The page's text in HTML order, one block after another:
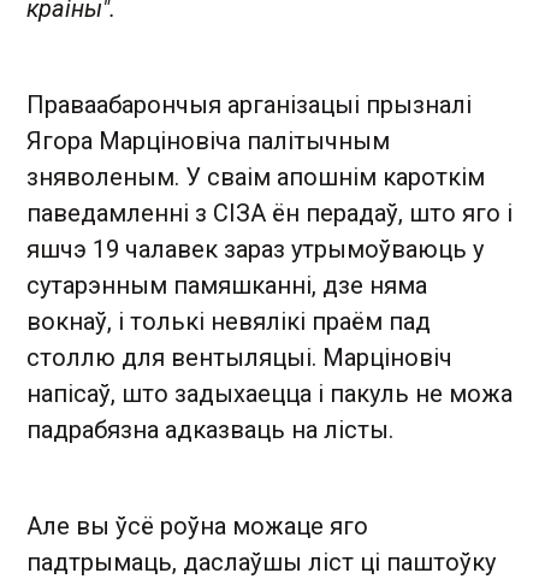
краіны".
Праваабарончыя арганізацыі прызналі
Ягора Марціновіча палітычным
зняволеным. У сваім апошнім кароткім
паведамленні з СІЗА ён перадаў, што яго і
яшчэ 19 чалавек зараз утрымоўваюць у
сутарэнным памяшканні, дзе няма
вокнаў, і толькі невялікі праём пад
столлю для вентыляцыі. Марціновіч
напісаў, што задыхаецца і пакуль не можа
падрабязна адказваць на лісты.
Але вы ўсё роўна можаце яго
падтрымаць, даслаўшы ліст ці паштоўку